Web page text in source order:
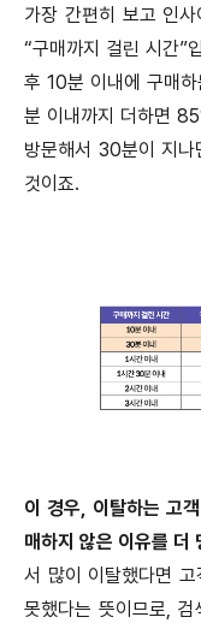
가장 간편히 보고 인
“구매까지 걸린 시간”
후 10분 이내에 구매
분 이내까지 더하면
방문해서 30분이 지
것이죠.
이 경우, 이탈하는 고
매하지 않은 이유를 더
서 많이 이탈했다면 고
못했다는 뜻이므로, 검